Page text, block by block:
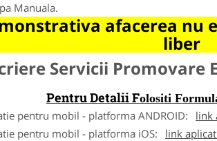
Manuala.
afacerea nu
liber
Servicii Promovare
Pentru Detalii Folositi
pentru mobil - platforma ANDROID:
link
pentru mobil - platforma iOS:
link